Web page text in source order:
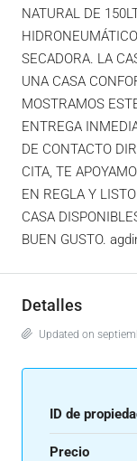
NATURAL DE
SECADORA. LA
UNA CASA
MOSTRAMOS
ENTREGA
DE CONTACTO
CITA, TE
EN REGLA Y
CASA
BUEN GUSTO.
Detalles
Updated on
ID de
Precio